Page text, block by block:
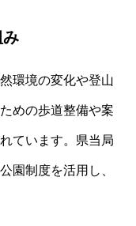
み
環境の変化や登山
めの歩道整備や案
ています。県当局
園制度を活用し、